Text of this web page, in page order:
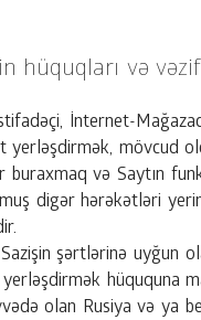
hüquqları və
İnternet-
yerləşdirmək, mövcud
və Saytın
digər hərəkətləri
şərtlərinə uyğun
hüququna
olan Rusiya və ya